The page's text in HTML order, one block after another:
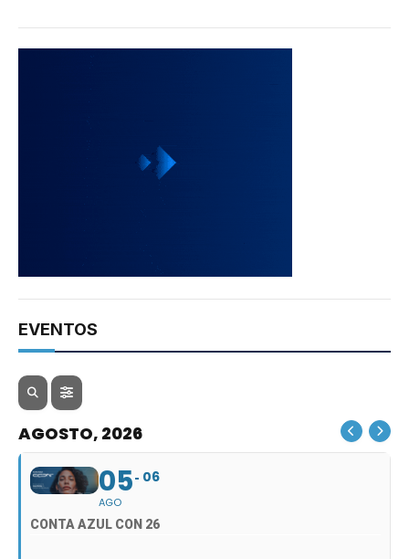
EVENTOS
AGOSTO, 2026
05
AGO
06
CONTA AZUL CON 26